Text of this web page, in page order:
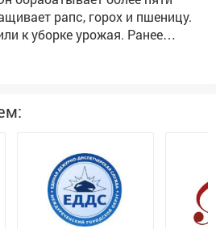
следить за тем, как
выплата алиментов.
рапс, горох и пшеницу.
уборке урожая. Ранее
центру с просьбой
объемы солярки
тысяч тонн горючего
кузбасским